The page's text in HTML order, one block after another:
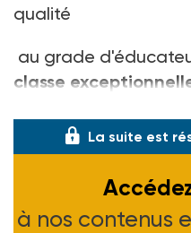
qualité
au grade
classe
La suite est
à nos contenus